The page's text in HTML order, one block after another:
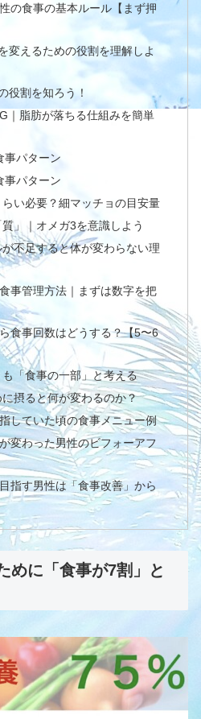
の食事の基本ルール【まず押
変えるための役割を理解しよ
役割を知ろう！
｜脂肪が落ちる仕組みを簡単
事パターン
事パターン
い必要？細マッチョの目安量
」｜オメガ3を意識しよう
不足すると体が変わらない理
事管理方法｜まずは数字を把
食事回数はどうする？【5〜6
「食事の一部」と考える
摂ると何が変わるのか？
していた頃の食事メニュー例
変わった男性のビフォーアフ
指す男性は「食事改善」から
めに「食事が7割」と